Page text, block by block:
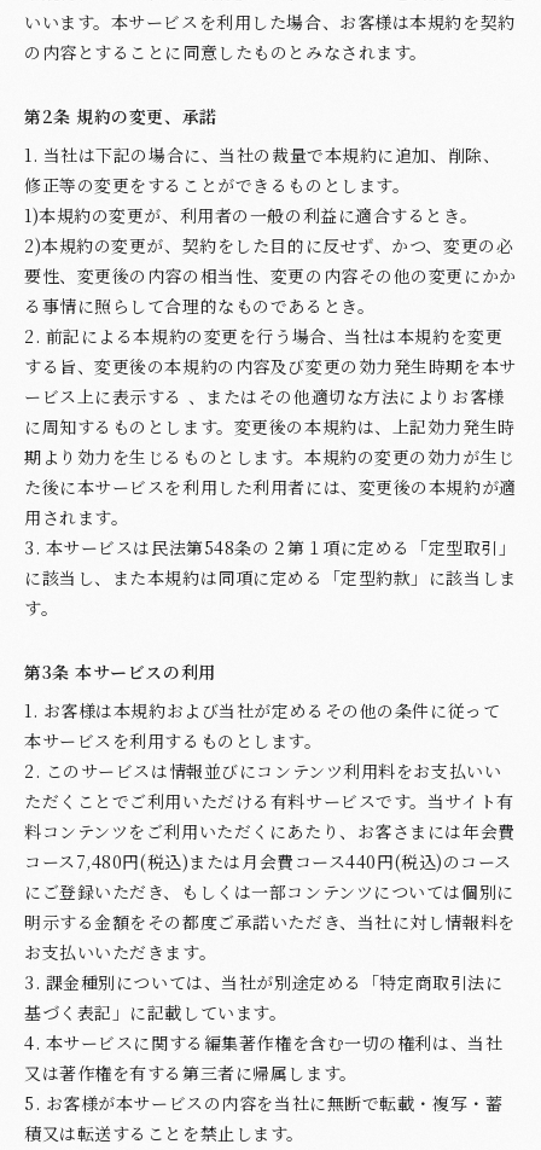
いいます。本サービスを利用した場合、お客様は本規約を契約
の内容とすることに同意したものとみなされます。
第2条 規約の変更、承諾
1. 当社は下記の場合に、当社の裁量で本規約に追加、削除、
修正等の変更をすることができるものとします。
1)本規約の変更が、利用者の一般の利益に適合するとき。
2)本規約の変更が、契約をした目的に反せず、かつ、変更の必
要性、変更後の内容の相当性、変更の内容その他の変更にかか
る事情に照らして合理的なものであるとき。
2. 前記による本規約の変更を行う場合、当社は本規約を変更
する旨、変更後の本規約の内容及び変更の効力発生時期を本サ
ービス上に表示する 、またはその他適切な方法によりお客様
に周知するものとします。変更後の本規約は、上記効力発生時
期より効力を生じるものとします。本規約の変更の効力が生じ
た後に本サービスを利用した利用者には、変更後の本規約が適
用されます。
3. 本サービスは民法第548条の２第１項に定める「定型取引」
に該当し、また本規約は同項に定める「定型約款」に該当しま
す。
第3条 本サービスの利用
1. お客様は本規約および当社が定めるその他の条件に従って
本サービスを利用するものとします。
2. このサービスは情報並びにコンテンツ利用料をお支払いい
ただくことでご利用いただける有料サービスです。当サイト有
料コンテンツをご利用いただくにあたり、お客さまには年会費
コース7,480円(税込)または月会費コース440円(税込)のコース
にご登録いただき、もしくは一部コンテンツについては個別に
明示する金額をその都度ご承諾いただき、当社に対し情報料を
お支払いいただきます。
3. 課金種別については、当社が別途定める「特定商取引法に
基づく表記」に記載しています。
4. 本サービスに関する編集著作権を含む一切の権利は、当社
又は著作権を有する第三者に帰属します。
5. お客様が本サービスの内容を当社に無断で転載・複写・蓄
積又は転送することを禁止します。